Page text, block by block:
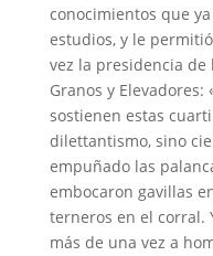
conocimientos que
estudios, y le
vez la presidencia de
Granos y Elevadores:
sostienen estas
dilettantismo, sino
empuñado las
embocaron gavillas
terneros en el corral.
más de una vez a